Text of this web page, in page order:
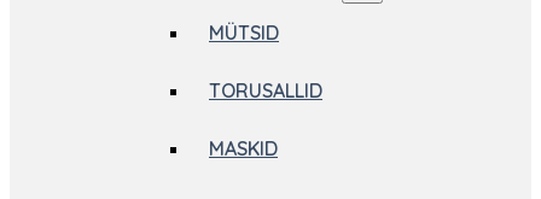
MÜTSID
TORUSALLID
MASKID